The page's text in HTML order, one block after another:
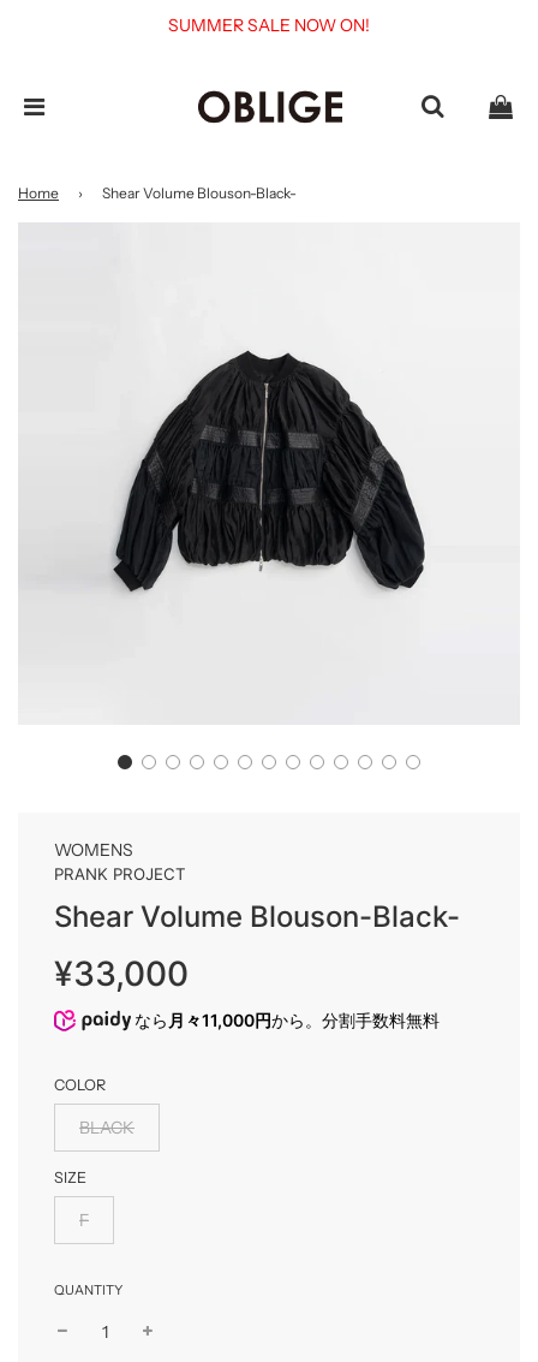
SUMMER SALE NOW ON!
Home › Shear Volume Blouson-Black-
WOMENS
PRANK PROJECT
Shear Volume Blouson-Black-
Sale
price
Regular
price
¥33,000
なら 月々11,000円から。分割手数料無料
COLOR
BLACK
SIZE
F
QUANTITY